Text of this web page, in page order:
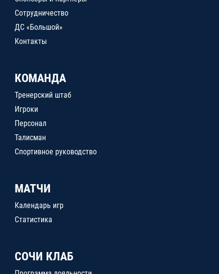
Сотрудничество
ДС «Большой»
Контакты
КОМАНДА
Тренерский штаб
Игроки
Персонал
Талисман
Спортивное руководство
МАТЧИ
Календарь игр
Статистика
СОЧИ КЛАБ